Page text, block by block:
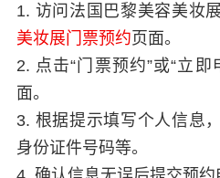
1. 访问法国巴黎美容美妆
美妆展门票预约页面。
2. 点击“门票预约”或“立
面。
3. 根据提示填写个人信息
身份证件号码等。